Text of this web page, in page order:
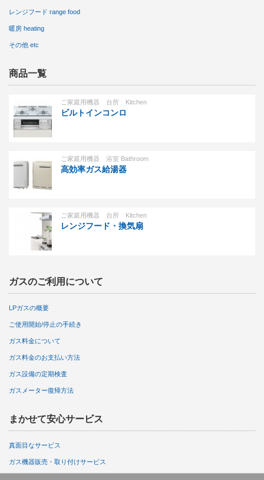
レンジフード range food
暖房 heating
その他 etc
商品一覧
ご家庭用機器 台所 Kitchen
ビルトインコンロ
ご家庭用機器 浴室 Bathroom
高効率ガス給湯器
ご家庭用機器 台所 Kitchen
レンジフード・換気扇
ガスのご利用について
LPガスの概要
ご使用開始/停止の手続き
ガス料金について
ガス料金のお支払い方法
ガス設備の定期検査
ガスメーター復帰方法
まかせて安心サービス
真面目なサービス
ガス機器販売・取り付けサービス